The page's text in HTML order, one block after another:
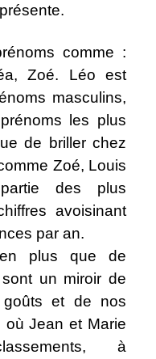
comme :
Zoé. Léo est
masculins,
les plus
de briller chez
Zoé, Louis
des plus
avoisinant
par an.
plus que de
un miroir de
et de nos
où Jean et Marie
à